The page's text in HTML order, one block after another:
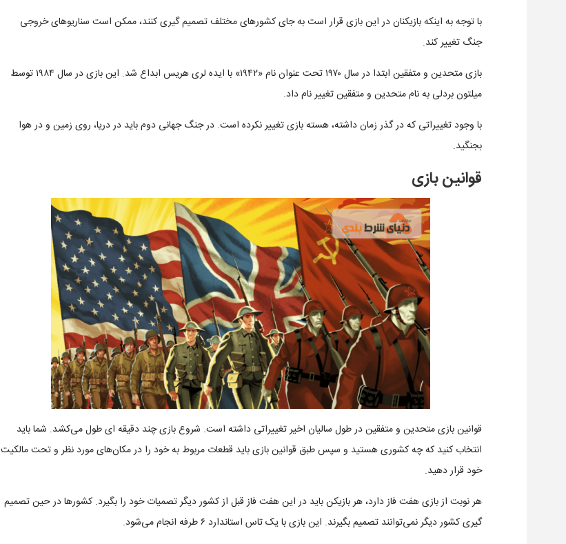
با توجه به اینکه بازیکنان در این بازی قرار است به جای کشورهای مختلف تصمیم گیری کنند، ممکن است سناریوهای خروجی
جنگ تغییر کند.
بازی متحدین و متفقین ابتدا در سال ۱۹۷۰ تحت عنوان نام «۱۹۴۲» با ایده لری هریس ابداع شد. این بازی در سال ۱۹۸۴ توسط
میلتون بردلی به نام متحدین و متفقین تغییر نام داد.
با وجود تغییراتی که در گذر زمان داشته، هسته بازی تغییر نکرده است. در جنگ جهانی دوم باید در دریا، روی زمین و در هوا
بجنگید.
قوانین بازی
قوانین بازی متحدین و متفقین در طول سالیان اخیر تغییراتی داشته است. شروع بازی چند دقیقه ای طول می‌کشد. شما باید
انتخاب کنید که چه کشوری هستید و سپس طبق قوانین بازی باید قطعات مربوط به خود را در مکان‌های مورد نظر و تحت مالکیت
خود قرار دهید.
هر نوبت از بازی هفت فاز دارد، هر بازیکن باید در این هفت فاز قبل از کشور دیگر تصمیات خود را بگیرد. کشورها در حین تصمیم
گیری کشور دیگر نمی‌توانند تصمیم بگیرند. این بازی با یک تاس استاندارد ۶ طرفه انجام می‌شود.